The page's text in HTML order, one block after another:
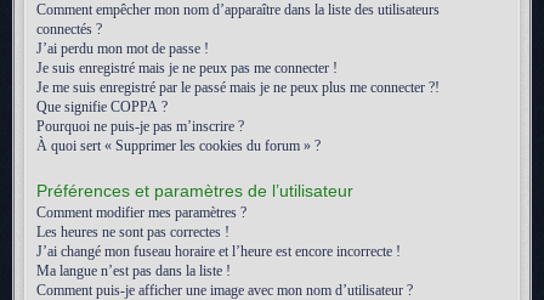
Comment empêcher mon nom d’apparaître dans la liste des utilisateurs
connectés ?
J’ai perdu mon mot de passe !
Je suis enregistré mais je ne peux pas me connecter !
Je me suis enregistré par le passé mais je ne peux plus me connecter ?!
Que signifie COPPA ?
Pourquoi ne puis-je pas m’inscrire ?
À quoi sert « Supprimer les cookies du forum » ?
Préférences et paramètres de l’utilisateur
Comment modifier mes paramètres ?
Les heures ne sont pas correctes !
J’ai changé mon fuseau horaire et l’heure est encore incorrecte !
Ma langue n’est pas dans la liste !
Comment puis-je afficher une image avec mon nom d’utilisateur ?